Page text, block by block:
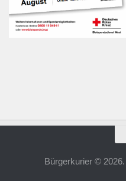
Bürgerkurier ©